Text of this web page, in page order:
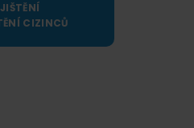
CIZINCŮ